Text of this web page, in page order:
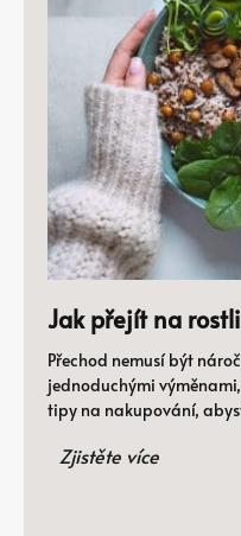
Jak přejít na
Přechod nemusí být
jednoduchými
tipy na nakupování,
Zjistěte více